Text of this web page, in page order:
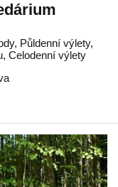
Půldenní výlety,
Celodenní výlety